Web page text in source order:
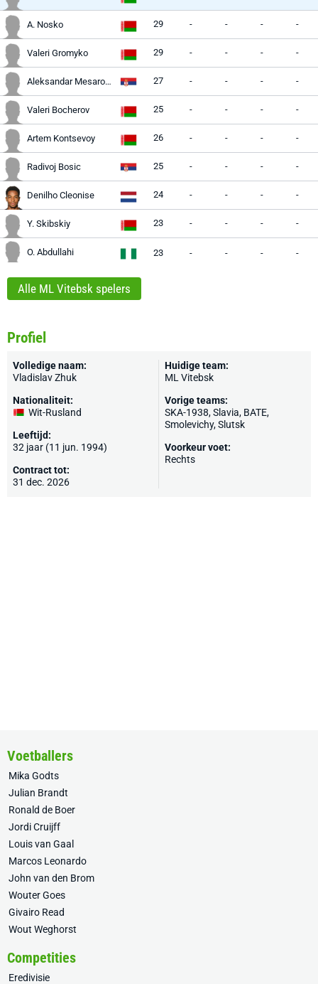
A. Nosko 29 - - - -
Valeri Gromyko 29 - - - -
Aleksandar Mesarovic 27 - - - -
Valeri Bocherov 25 - - - -
Artem Kontsevoy 26 - - - -
Radivoj Bosic 25 - - - -
Denilho Cleonise 24 - - - -
Y. Skibskiy 23 - - - -
O. Abdullahi 23 - - - -
Alle ML Vitebsk spelers
Profiel
Volledige naam:
Vladislav Zhuk
Nationaliteit:
Wit-Rusland
Leeftijd:
32 jaar (11 jun. 1994)
Contract tot:
31 dec. 2026
Huidige team:
ML Vitebsk
Vorige teams:
SKA-1938, Slavia, BATE,
Smolevichy, Slutsk
Voorkeur voet:
Rechts
Voetballers
Mika Godts
Julian Brandt
Ronald de Boer
Jordi Cruijff
Louis van Gaal
Marcos Leonardo
John van den Brom
Wouter Goes
Givairo Read
Wout Weghorst
Competities
Eredivisie